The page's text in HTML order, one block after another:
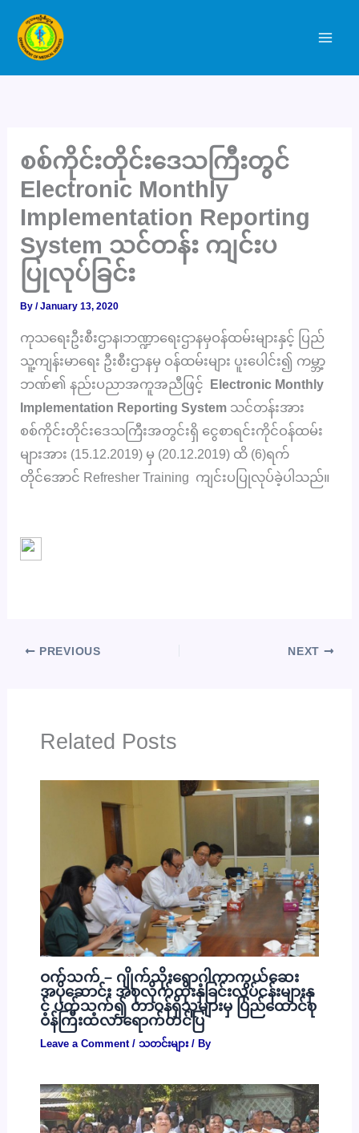
content
စစ်ကိုင်းတိုင်းဒေသကြီးတွင်
Electronic Monthly
Implementation Reporting
System သင်တန်း ကျင်းပ
ပြုလုပ်ခြင်း
By/January 13, 2020
ကုသရေးဦးစီးဌာန၊ဘဏ္ဍာရေးဌာနမှဝန်ထမ်းများနှင့် ပြည်
သူ့ကျန်းမာရေး ဦးစီးဌာနမှ ဝန်ထမ်းများ ပူးပေါင်း၍ ကမ္ဘာ့
ဘဏ်၏ နည်းပညာအကူအညီဖြင့်
Electronic Monthly
Implementation Reporting System သင်တန်းအား
စစ်ကိုင်းတိုင်းဒေသကြီးအတွင်းရှိ ငွေစာရင်းကိုင်ဝန်ထမ်း
များအား (15.12.2019) မှ (20.12.2019) ထိ (6)ရက်
တိုင်အောင် Refresher Training ကျင်းပပြုလုပ်ခဲ့ပါသည်။
PREVIOUS NEXT
Related Posts
ဝက်သက် – ဂျိုက်သိုးရောဂါကာကွယ်ဆေး
အပိုဆောင်း အစုလိုက်ထိုးနှံခြင်းလုပ်ငန်းများနှ
င့် ပတ်သက်၍ တာဝန်ရှိသူများမှ ပြည်ထောင်စု
ဝန်ကြီးထံလာရောက်တင်ပြ
Leave a Comment / သတင်းများ/ By